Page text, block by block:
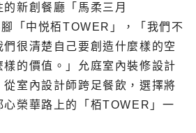
新創餐廳「馬柔三月
「中悦栢TOWER」，「我們不
很清楚自己要創造什麼樣的空
樣的價值。」允庭室內裝修設計
室內設計師跨足餐飲，選擇將
心榮華路上的「栢TOWER」一